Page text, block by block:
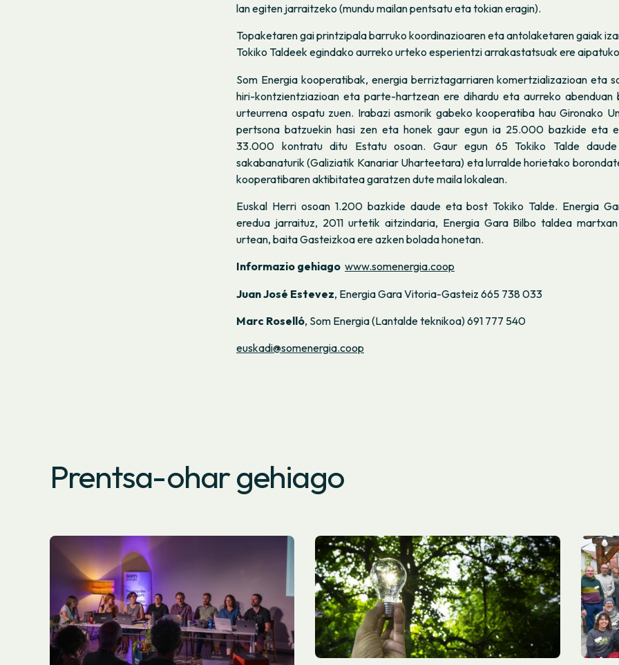
lan egiten jarraitzeko (mundu mailan pentsatu eta tokian eragin).
Topaketaren gai printzipala barruko koordinazioaren eta antolaketaren gaiak
Tokiko Taldeek egindako aurreko urteko esperientzi arrakastatsuak ere
Som Energia kooperatibak, energia berriztagarriaren komertzializazioan eta
hiri-kontzientziazioan eta parte-hartzean ere dihardu eta aurreko abenduan
urteurrena ospatu zuen. Irabazi asmorik gabeko kooperatiba hau Gironako
pertsona batzuekin hasi zen eta honek gaur egun ia 25.000 bazkide eta
33.000 kontratu ditu Estatu osoan. Gaur egun 65 Tokiko Talde
sakabanaturik (Galiziatik Kanariar Uharteetara) eta lurralde horietako
kooperatibaren aktibitatea garatzen dute maila lokalean.
Euskal Herri osoan 1.200 bazkide daude eta bost Tokiko Talde. Energia
eredua jarraituz, 2011 urtetik aitzindaria, Energia Gara Bilbo taldea
urtean, baita Gasteizkoa ere azken bolada honetan.
Informazio gehiago www.somenergia.coop
Juan José Estevez, Energia Gara Vitoria-Gasteiz 665 738 033
Marc Roselló, Som Energia (Lantalde teknikoa) 691 777 540
euskadi@somenergia.coop
Prentsa-ohar gehiago